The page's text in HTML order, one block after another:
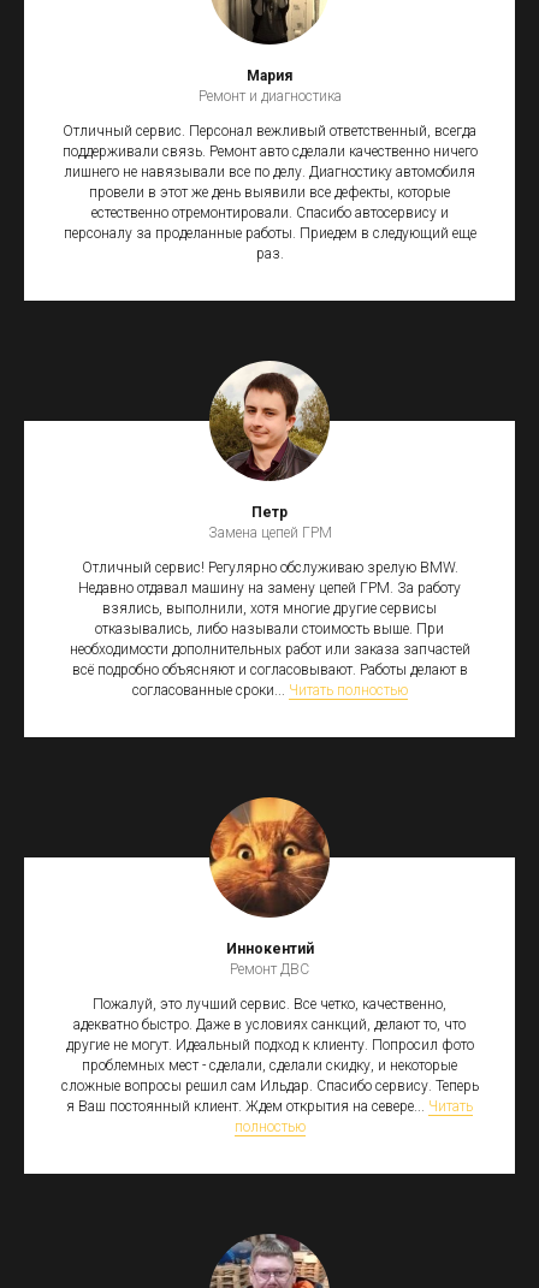
Мария
Ремонт и диагностика
Отличный сервис. Персонал вежливый ответственный, всегда
поддерживали связь. Ремонт авто сделали качественно ничего
лишнего не навязывали все по делу. Диагностику автомобиля
провели в этот же день выявили все дефекты, которые
естественно отремонтировали. Спасибо автосервису и
персоналу за проделанные работы. Приедем в следующий еще
раз.
Петр
Замена цепей ГРМ
Отличный сервис! Регулярно обслуживаю зрелую BMW.
Недавно отдавал машину на замену цепей ГРМ. За работу
взялись, выполнили, хотя многие другие сервисы
отказывались, либо называли стоимость выше. При
необходимости дополнительных работ или заказа запчастей
всё подробно объясняют и согласовывают. Работы делают в
согласованные сроки... Читать полностью
Иннокентий
Ремонт ДВС
Пожалуй, это лучший сервис. Все четко, качественно,
адекватно быстро. Даже в условиях санкций, делают то, что
другие не могут. Идеальный подход к клиенту. Попросил фото
проблемных мест - сделали, сделали скидку, и некоторые
сложные вопросы решил сам Ильдар. Спасибо сервису. Теперь
я Ваш постоянный клиент. Ждем открытия на севере... Читать
полностью